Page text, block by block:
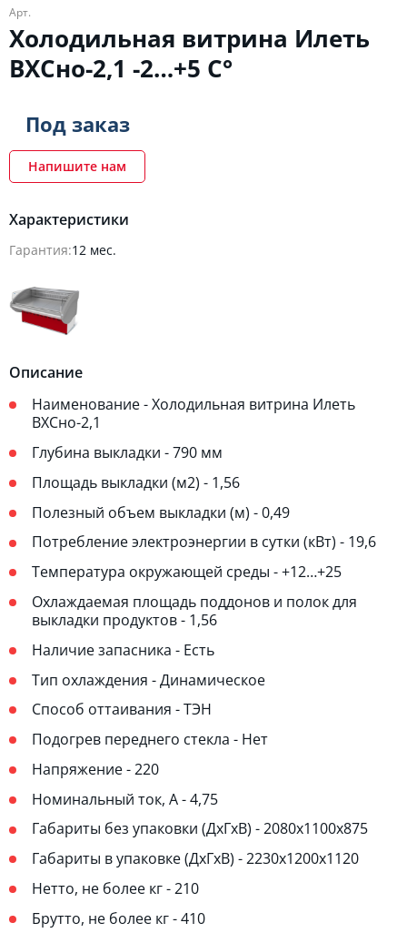
Арт.
Холодильная витрина Илеть
ВХСно-2,1 -2…+5 C°
Характеристики
Гарантия:12 мес.
Под заказ
Напишите нам
Описание
Наименование - Холодильная витрина Илеть
ВХСно-2,1
Глубина выкладки - 790 мм
Площадь выкладки (м2) - 1,56
Полезный объем выкладки (м) - 0,49
Потребление электроэнергии в сутки (кВт) - 19,6
Температура окружающей среды - +12…+25
Охлаждаемая площадь поддонов и полок для
выкладки продуктов - 1,56
Наличие запасника - Есть
Тип охлаждения - Динамическое
Способ оттаивания - ТЭН
Подогрев переднего стекла - Нет
Напряжение - 220
Номинальный ток, A - 4,75
Габариты без упаковки (ДхГхВ) - 2080х1100х875
Габариты в упаковке (ДхГхВ) - 2230х1200х1120
Нетто, не более кг - 210
Брутто, не более кг - 410